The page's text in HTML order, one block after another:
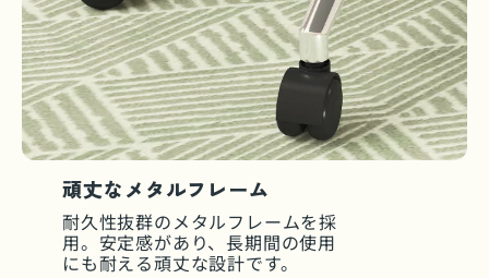
頑丈なメタルフレーム
耐久性抜群のメタルフレームを採
用。安定感があり、長期間の使用
にも耐える頑丈な設計です。